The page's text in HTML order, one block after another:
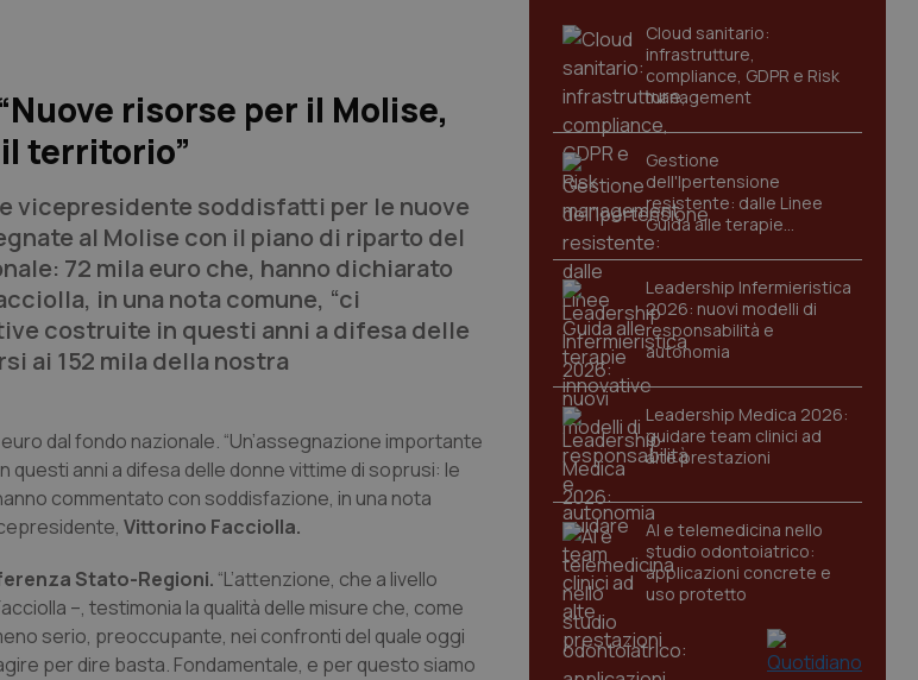
risorse per il Molise,
territorio”
vicepresidente soddisfatti per le nuove
al Molise con il piano di riparto del
72 mila euro che, hanno dichiarato
in una nota comune, “ci
costruite in questi anni a difesa delle
ai 152 mila della nostra
dal fondo nazionale. “Un’assegnazione importante
anni a difesa delle donne vittime di soprusi: le
commentato con soddisfazione, in una nota
Vittorino Facciolla.
Stato-Regioni. “L’attenzione, che a livello
–, testimonia la qualità delle misure che, come
serio, preoccupante, nei confronti del quale oggi
per dire basta. Fondamentale, e per questo siamo
Cloud sanitario:
infrastrutture,
compliance, GDPR e Risk
management
Gestione
dell'Ipertensione
resistente: dalle Linee
Guida alle terapie
innovative
Leadership Infermieristica
2026: nuovi modelli di
responsabilità e
autonomia
Leadership Medica 2026:
guidare team clinici ad
alte prestazioni
AI e telemedicina nello
studio odontoiatrico:
applicazioni concrete e
uso protetto